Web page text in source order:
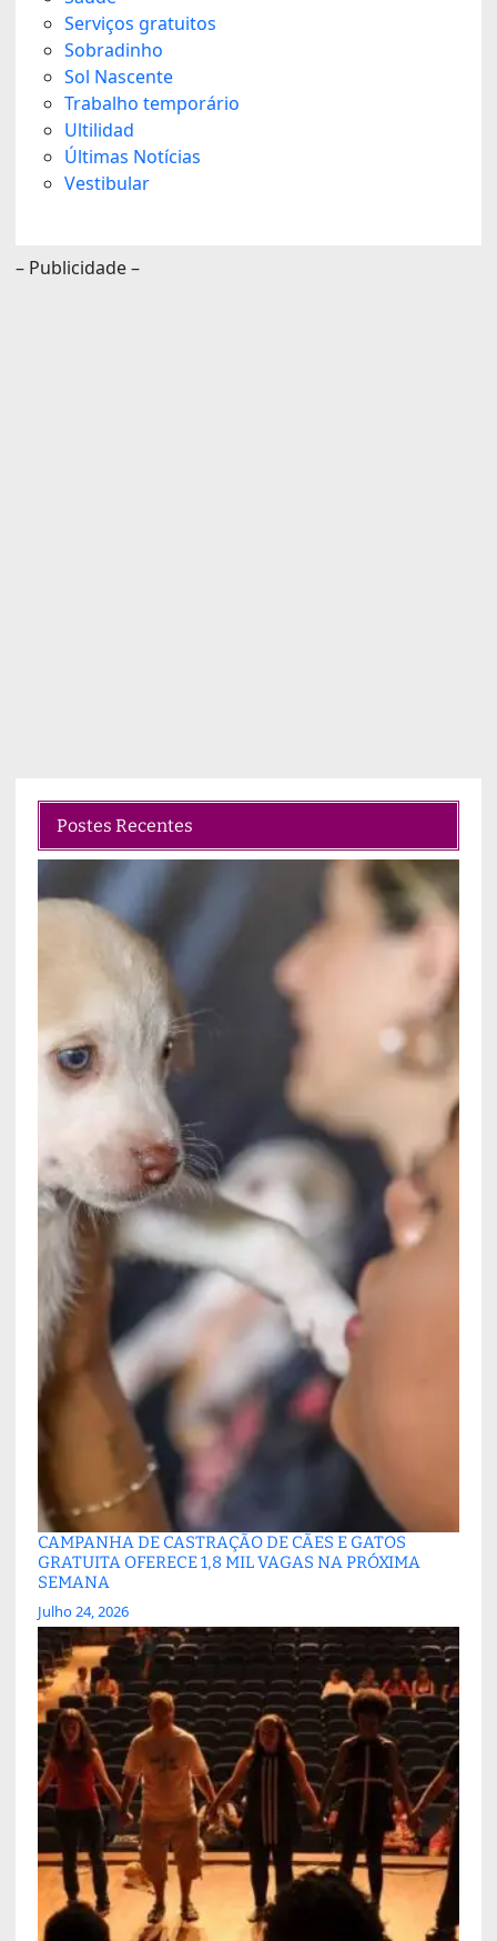
Serviços gratuitos
Sobradinho
Sol Nascente
Trabalho temporário
Ultilidad
Últimas Notícias
Vestibular
– Publicidade –
Postes Recentes
CAMPANHA DE CASTRAÇÃO DE CÃES E GATOS
GRATUITA OFERECE 1,8 MIL VAGAS NA PRÓXIMA
SEMANA
Julho 24, 2026